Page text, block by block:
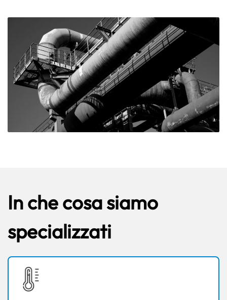
In che cosa siamo
specializzati